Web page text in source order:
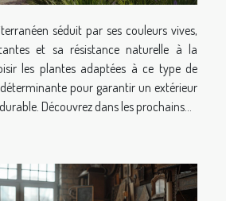
séduit par ses couleurs vives,
et sa résistance naturelle à la
les plantes adaptées à ce type de
pour garantir un extérieur
Découvrez dans les prochains...